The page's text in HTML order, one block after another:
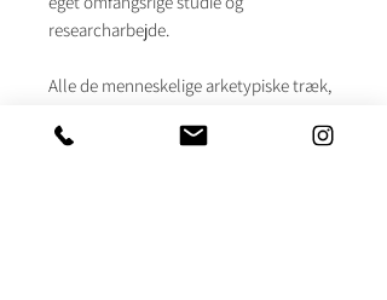
researcharbejde.
Alle de menneskelige arketypiske træk,
omstændigheder som er gældende for